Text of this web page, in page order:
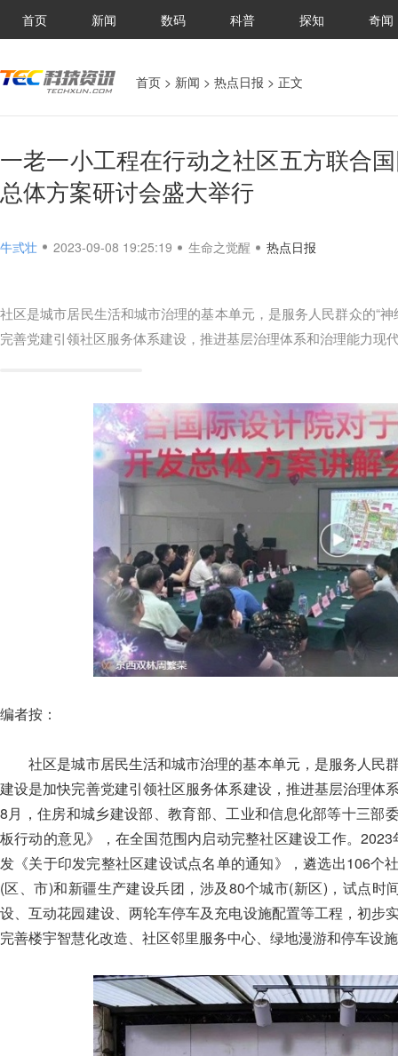
首页 新闻 数码 科普 探知 奇闻
首页 > 新闻 > 热点日报 > 正文
一老一小工程在行动之社区五方联合
总体方案研讨会盛大举行
牛弎壮 2023-09-08 19:25:19 生命之觉醒 热点日报
社区是城市居民生活和城市治理的基本单元，是服务人民群众的“
完善党建引领社区服务体系建设，推进基层治理体系和治理能力现
编者按：
社区是城市居民生活和城市治理的基本单元，是服务人民群
建设是加快完善党建引领社区服务体系建设，推进基层治理体
8月，住房和城乡建设部、教育部、工业和信息化部等十三部
板行动的意见》，在全国范围内启动完整社区建设工作。
发《关于印发完整社区建设试点名单的通知》，遴选出106个
(区、市)和新疆生产建设兵团，涉及80个城市(新区)，试点时
设、互动花园建设、两轮车停车及充电设施配置等工程，初步
完善楼宇智慧化改造、社区邻里服务中心、绿地漫游和停车设